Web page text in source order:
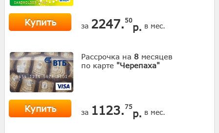
Купить за 2247. 50
р. в мес.
Рассрочка на 8 месяцев
по карте "Черепаха"
Купить за 1123. 75
р. в мес.